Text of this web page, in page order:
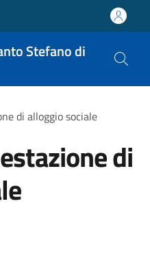
Stefano di
di alloggio sociale
di